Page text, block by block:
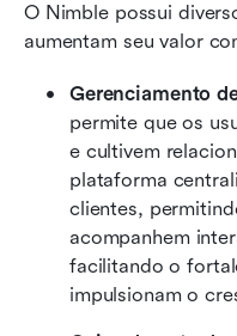
O Nimble possui
aumentam seu valor
Gerenciamento
permite que os
e cultivem
plataforma
clientes,
acompanhem
facilitando o
impulsionam o